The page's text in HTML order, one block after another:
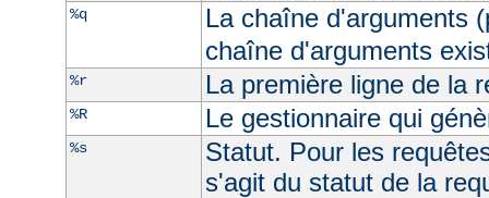
%q
La chaîne d'arguments
chaîne d'arguments
%r La première ligne de la
%R Le gestionnaire qui
%s
Statut. Pour les
s'agit du statut de la